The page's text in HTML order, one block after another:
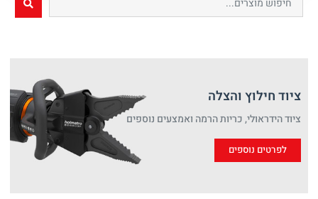
ציוד חילוץ והצלה
ציוד הידראולי, כריות הרמה ואמצעים נוספים
לפרטים נוספים